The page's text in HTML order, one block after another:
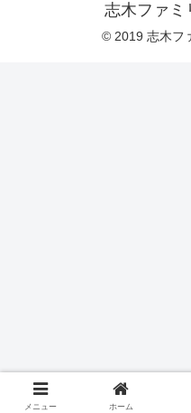
志木ファミ
© 2019 志木フ
メニュー ホーム